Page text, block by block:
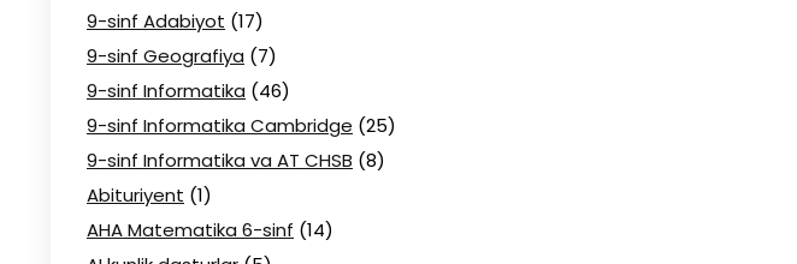
9-sinf Adabiyot (17)
9-sinf Geografiya (7)
9-sinf Informatika (46)
9-sinf Informatika Cambridge (25)
9-sinf Informatika va AT CHSB (8)
Abituriyent (1)
AHA Matematika 6-sinf (14)